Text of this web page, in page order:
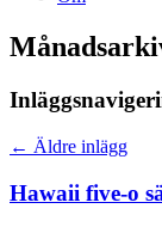
← Äldre inlägg
Hawaii five-o